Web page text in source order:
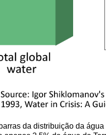
da distribuição da